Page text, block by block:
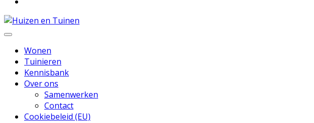
Huizen en Tuinen
Inspiratie voor wonen en tuinieren
Wonen
Tuinieren
Kennisbank
Over ons
Samenwerken
Contact
Cookiebeleid (EU)